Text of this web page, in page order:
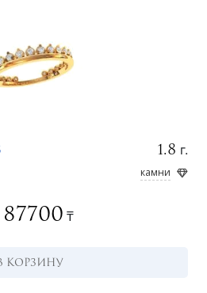
1.8 г.
камни
87700 ₸
КОРЗИНУ